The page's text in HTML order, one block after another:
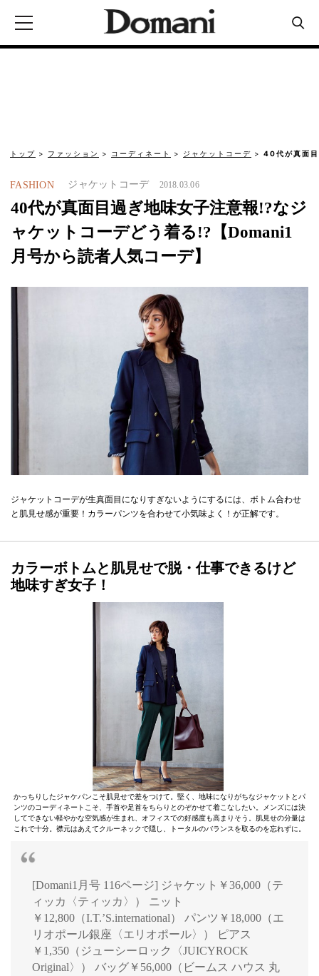
トップ ファッション コーディネート ジャケットコーデ 40代が真面
FASHION ジャケットコーデ 2018.03.06
40代が真面目過ぎ地味女子注意報!?なジ
ャケットコーデどう着る!?【Domani1
月号から読者人気コーデ】
ジャケットコーデが生真面目になりすぎないようにするには、ボトム合わせ
と肌見せ感が重要！カラーパンツを合わせて小気味よく！が正解です。
カラーボトムと肌見せで脱・仕事できるけど
地味すぎ女子！
かっちりしたジャケパンこそ肌見せで差をつけて。堅く、地味になりがちなジャケットとパ
ンツのコーディネートこそ、手首や足首をちらりとのぞかせて着こなしたい。メンズには決
してできない軽やかな空気感が生まれ、オフィスでの好感度も高まりそう。肌見せの分量は
これで十分。襟元はあえてクルーネックで隠し、トータルのバランスを取るのを忘れずに。
[Domani1月号 116ページ] ジャケット￥36,000（テ
ィッカ〈ティッカ〉） ニット
￥12,800（I.T.’S.international） パンツ￥18,000（エ
リオポール銀座〈エリオポール〉） ピアス
￥1,350（ジューシーロック〈JUICYROCK
Original〉） バッグ￥56,000（ビームス ハウス 丸